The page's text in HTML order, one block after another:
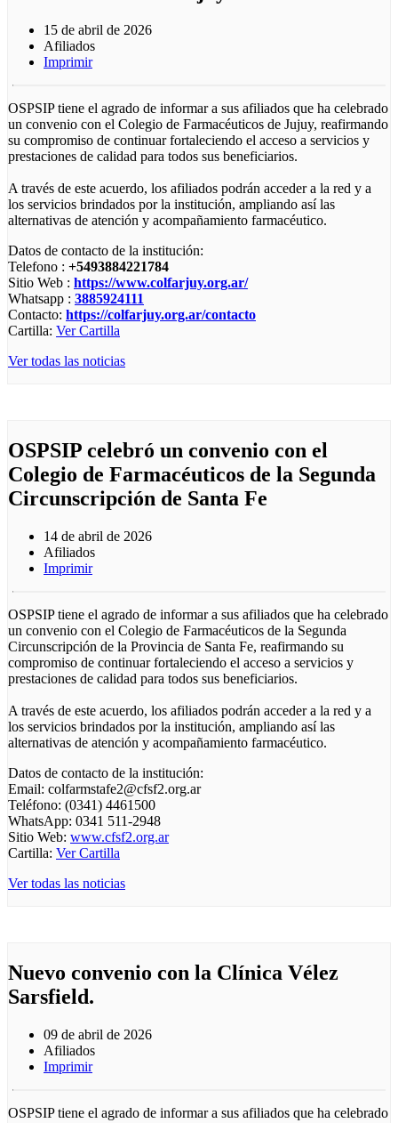
15 de abril de 2026
Afiliados
Imprimir
OSPSIP tiene el agrado de informar a sus afiliados que ha celebrado
un convenio con el Colegio de Farmacéuticos de Jujuy, reafirmando
su compromiso de continuar fortaleciendo el acceso a servicios y
prestaciones de calidad para todos sus beneficiarios.
A través de este acuerdo, los afiliados podrán acceder a la red y a
los servicios brindados por la institución, ampliando así las
alternativas de atención y acompañamiento farmacéutico.
Datos de contacto de la institución:
Telefono : +5493884221784
Sitio Web : https://www.colfarjuy.org.ar/
Whatsapp : 3885924111
Contacto: https://colfarjuy.org.ar/contacto
Cartilla: Ver Cartilla
Ver todas las noticias
OSPSIP celebró un convenio con el
Colegio de Farmacéuticos de la Segunda
Circunscripción de Santa Fe
14 de abril de 2026
Afiliados
Imprimir
OSPSIP tiene el agrado de informar a sus afiliados que ha celebrado
un convenio con el Colegio de Farmacéuticos de la Segunda
Circunscripción de la Provincia de Santa Fe, reafirmando su
compromiso de continuar fortaleciendo el acceso a servicios y
prestaciones de calidad para todos sus beneficiarios.
A través de este acuerdo, los afiliados podrán acceder a la red y a
los servicios brindados por la institución, ampliando así las
alternativas de atención y acompañamiento farmacéutico.
Datos de contacto de la institución:
Email: colfarmstafe2@cfsf2.org.ar
Teléfono: (0341) 4461500
WhatsApp: 0341 511-2948
Sitio Web: www.cfsf2.org.ar
Cartilla: Ver Cartilla
Ver todas las noticias
Nuevo convenio con la Clínica Vélez
Sarsfield.
09 de abril de 2026
Afiliados
Imprimir
OSPSIP tiene el agrado de informar a sus afiliados que ha celebrado